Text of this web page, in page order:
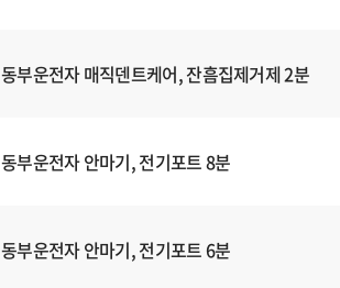
동부운전자 매직덴트케어, 잔흠집제거제 2분
동부운전자 안마기, 전기포트 8분
동부운전자 안마기, 전기포트 6분